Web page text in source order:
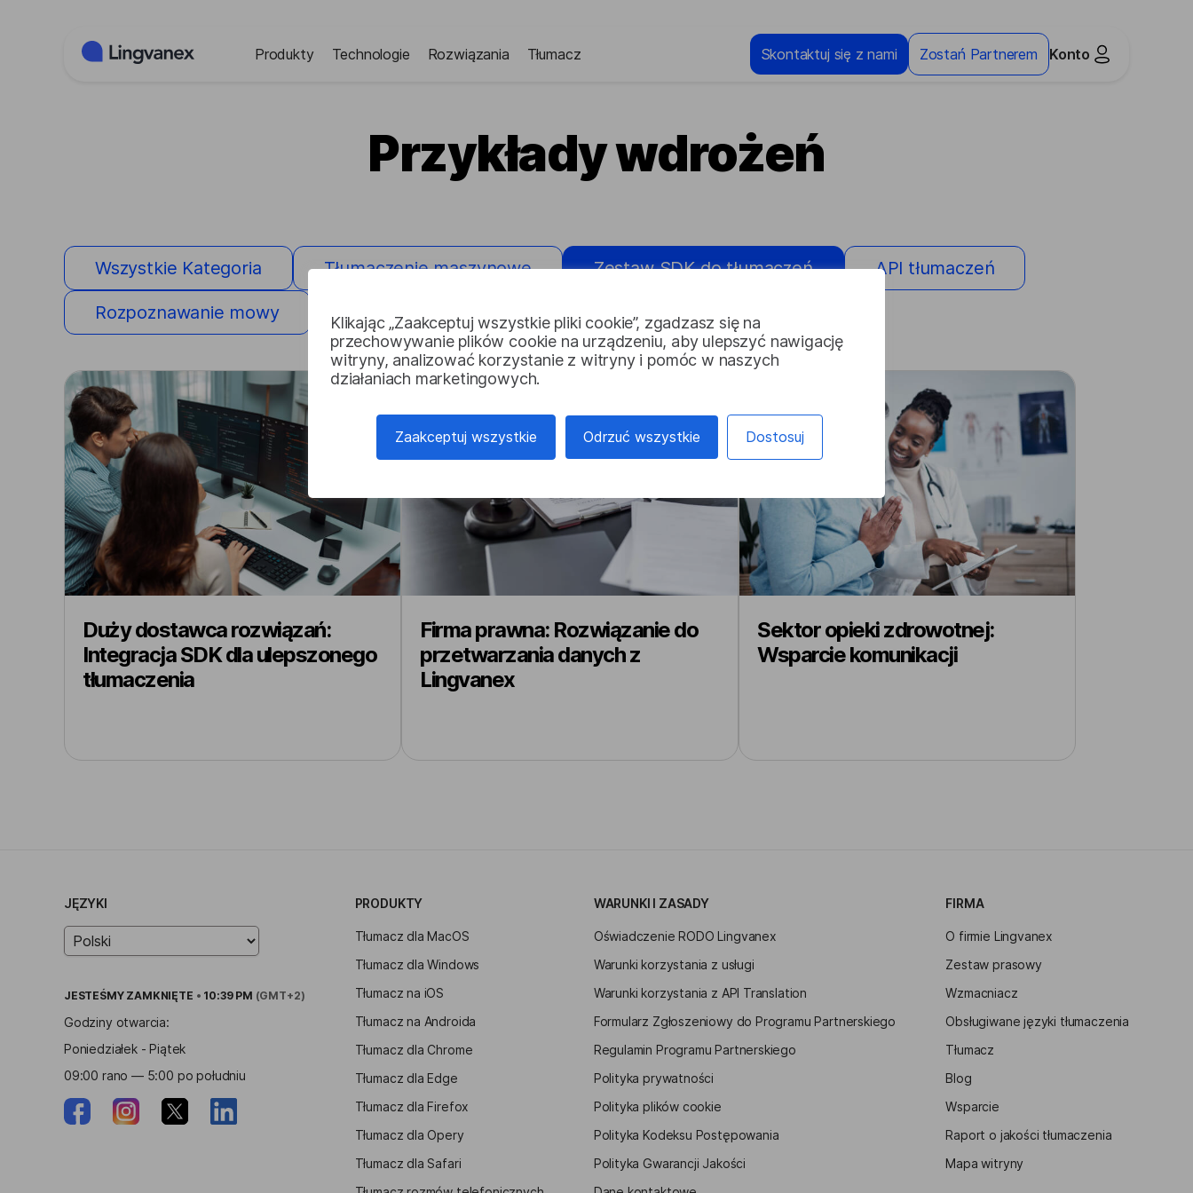
Klikając „Zaakceptuj wszystkie pliki cookie”, zgadzasz się na
przechowywanie plików cookie na urządzeniu, aby ulepszyć nawigację
witryny, analizować korzystanie z witryny i pomóc w naszych
działaniach marketingowych.
Zaakceptuj wszystkie Odrzuć wszystkie Dostosuj
Produkty Technologie Rozwiązania Tłumacz Skontaktuj się z nami Zostań Partnerem Konto
Przykłady wdrożeń
Wszystkie Kategoria Tłumaczenie maszynowe Zestaw SDK do tłumaczeń API tłumaczeń
Rozpoznawanie mowy Tłumacz pulpitu Tłumacz dla Slacka
Duży dostawca rozwiązań:
Integracja SDK dla ulepszonego
tłumaczenia
Firma prawna: Rozwiązanie do
przetwarzania danych z
Lingvanex
Sektor opieki zdrowotnej:
Wsparcie komunikacji
JĘZYKI
JESTEŚMY ZAMKNIĘTE • 10:39 PM (GMT+2)
Godziny otwarcia:
Poniedziałek - Piątek
09:00 rano — 5:00 po południu
PRODUKTY
Tłumacz dla MacOS
Tłumacz dla Windows
Tłumacz na iOS
Tłumacz na Androida
Tłumacz dla Chrome
Tłumacz dla Edge
Tłumacz dla Firefox
Tłumacz dla Opery
Tłumacz dla Safari
WARUNKI I ZASADY
Oświadczenie RODO Lingvanex
Warunki korzystania z usługi
Warunki korzystania z API Translation
Formularz Zgłoszeniowy do Programu Partnerskiego
Regulamin Programu Partnerskiego
Polityka prywatności
Polityka plików cookie
Polityka Kodeksu Postępowania
Polityka Gwarancji Jakości
FIRMA
O firmie Lingvanex
Zestaw prasowy
Wzmacniacz
Obsługiwane języki tłumaczenia
Tłumacz
Blog
Wsparcie
Raport o jakości tłumaczenia
Mapa witryny